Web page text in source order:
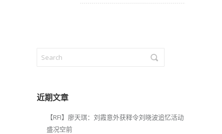
近期文章
【RFI】廖天琪：刘霞意外获释令刘晓波追忆活动
盛况空前